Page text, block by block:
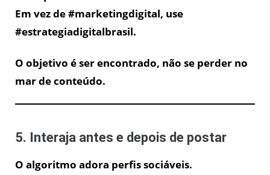
Em vez de#marketingdigital, use
#estrategiadigitalbrasil.
O objetivo é ser encontrado, não se perder no
mar de conteúdo.
5. Interaja antes e depois de postar
O algoritmo adora perfis sociáveis.